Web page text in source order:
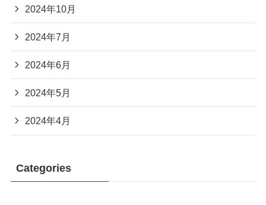
2024年10月
2024年7月
2024年6月
2024年5月
2024年4月
Categories